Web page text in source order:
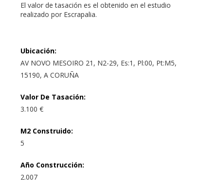
El valor de tasación es el obtenido en el estudio
realizado por Escrapalia.
Ubicación:
AV NOVO MESOIRO 21, N2-29, Es:1, Pl:00, Pt:M5,
15190, A CORUÑA
Valor De Tasación:
3.100 €
M2 Construido:
5
Año Construcción:
2.007